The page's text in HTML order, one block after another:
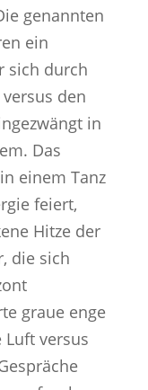
genannten
ein
sich durch
den
in
Das
einem Tanz
feiert,
Hitze der
die sich
graue enge
Luft versus